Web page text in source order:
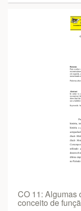
CO 11: Algumas
conceito de